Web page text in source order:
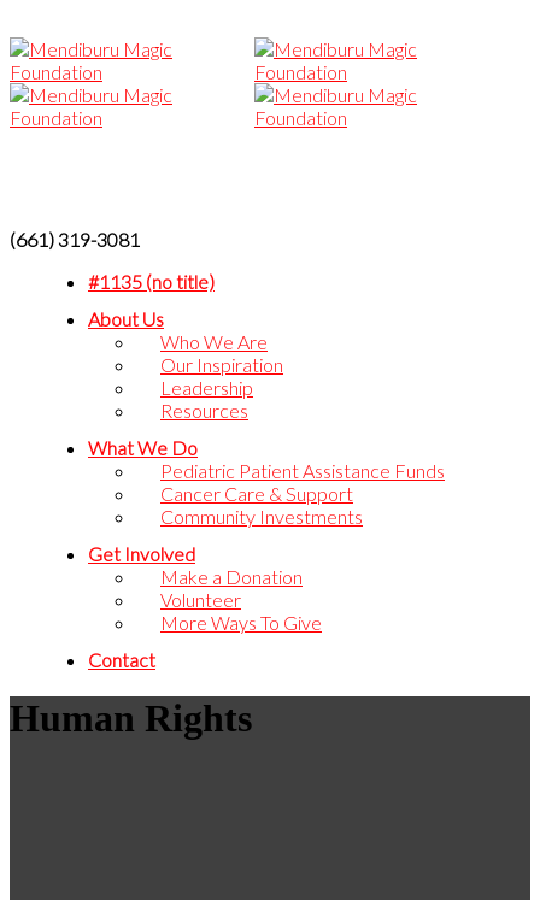
(661) 319-3081
#1135 (no title)
About Us
Who We Are
Our Inspiration
Leadership
Resources
What We Do
Pediatric Patient Assistance Funds
Cancer Care & Support
Community Investments
Get Involved
Make a Donation
Volunteer
More Ways To Give
Contact
Human Rights